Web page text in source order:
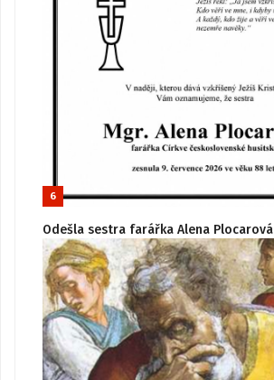
6
Odešla sestra farářka Alena Plocarová